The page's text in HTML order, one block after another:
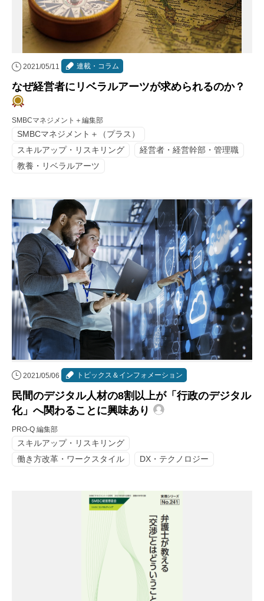
2021/05/11 連載・コラム
なぜ経営者にリベラルアーツが求められるのか？
SMBCマネジメント＋編集部
SMBCマネジメント＋（プラス）
スキルアップ・リスキリング
経営者・経営幹部・管理職
教養・リベラルアーツ
2021/05/06 トピックス＆インフォメーション
民間のデジタル人材の8割以上が「行政のデジタル
化」へ関わることに興味あり
PRO-Q 編集部
スキルアップ・リスキリング
働き方改革・ワークスタイル
DX・テクノロジー